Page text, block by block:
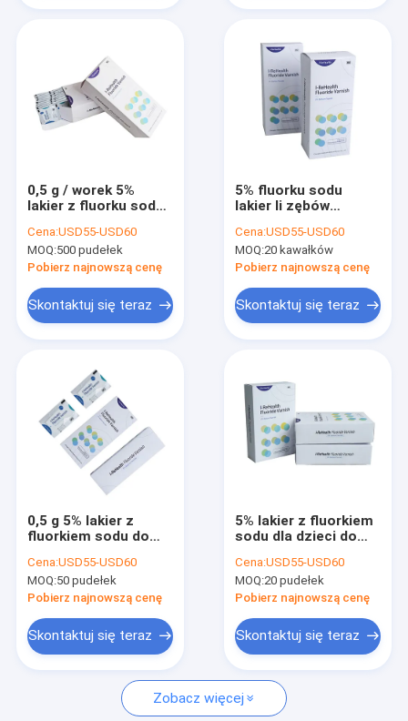
Produkty
O nas
Wycieczka po fabryce
Nowości
Lakier z fluorem dentystycznym
Lakier z fluorkiem sodu
0,5 g / worek 5%
lakier z fluorku sodu
z Ce
Cena:USD55-USD60
MOQ:500 pudełek
Pobierz najnowszą cenę
Skontaktuj się teraz
5% fluorku sodu
lakier li zębów
utwardzania
Cena:USD55-USD60
MOQ:20 kawałków
Pobierz najnowszą cenę
Skontaktuj się teraz
0,5 g 5% lakier z
fluorkiem sodu do
ortodontycznej
demineralizacji
Cena:USD55-USD60
MOQ:50 pudełek
Pobierz najnowszą cenę
Skontaktuj się teraz
5% lakier z fluorkiem
sodu dla dzieci do
PK / pudełko
Cena:USD55-USD60
MOQ:20 pudełek
Pobierz najnowszą cenę
Skontaktuj się teraz
Zobacz więcej